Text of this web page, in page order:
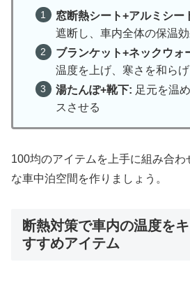
窓断熱シート+アルミシー
遮断し、車内全体の保温
ブランケット+ネックウォ
温度を上げ、寒さを和らげ
湯たんぽ+靴下: 足元を温
スさせる
100均のアイテムを上手に組み合
な車中泊空間を作りましょう。
断熱対策で車内の温度を
すすめアイテム